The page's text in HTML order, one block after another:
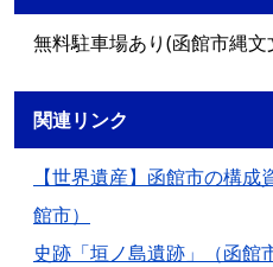
無料駐車場あり(函館市縄
関連リンク
【世界遺産】函館市の構
館市）
史跡「垣ノ島遺跡」（函館